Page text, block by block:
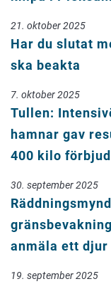
21. oktober 2025
Har du slutat
ska beakta
7. oktober 2025
Tullen:
hamnar gav
400 kilo
30. september 2025
anmäla ett djur
19. september 2025